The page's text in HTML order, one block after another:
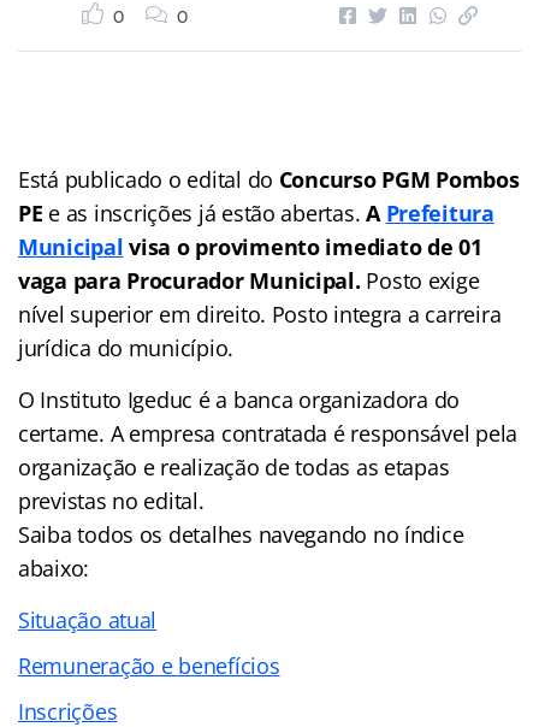
0 0
Está publicado o edital do Concurso PGM Pombos
PE e as inscrições já estão abertas.A Prefeitura
Municipal visa o provimento imediato de 01
vaga para Procurador Municipal. Posto exige
nível superior em direito. Posto integra a carreira
jurídica do município.
O Instituto Igeduc é a banca organizadora do
certame. A empresa contratada é responsável pela
organização e realização de todas as etapas
previstas no edital.
Saiba todos os detalhes navegando no índice
abaixo:
Situação atual
Remuneração e benefícios
Inscrições